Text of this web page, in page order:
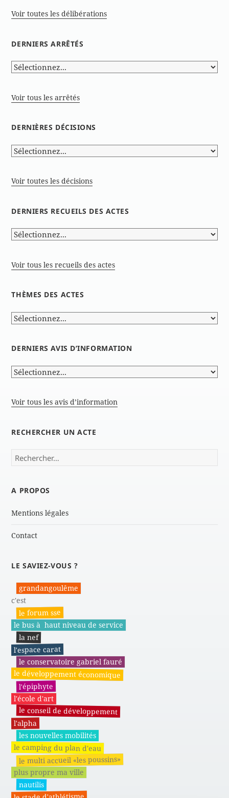
Voir toutes les délibérations
DERNIERS ARRÊTÉS
Voir tous les arrêtés
DERNIÈRES DÉCISIONS
Voir toutes les décisions
DERNIERS RECUEILS DES ACTES
Voir tous les recueils des actes
THÈMES DES ACTES
DERNIERS AVIS D’INFORMATION
Voir tous les avis d’information
RECHERCHER UN ACTE
Rechercher :
A PROPOS
Mentions légales
Contact
LE SAVIEZ-VOUS ?
grandangoulême
c'est
le forum sse
le bus à haut niveau de service
la nef
l'espace carat
le conservatoire gabriel fauré
le développement économique
l'épiphyte
l'école d'art
le conseil de développement
l'alpha
les nouvelles mobilités
le camping du plan d'eau
le multi accueil «les poussins»
plus propre ma ville
nautilis